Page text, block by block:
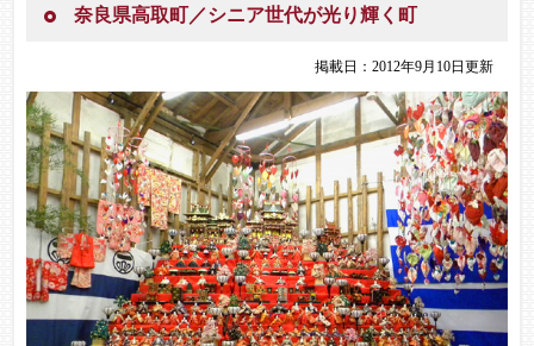
奈良県高取町／シニア世代が光り輝く町
掲載日：2012年9月10日更新